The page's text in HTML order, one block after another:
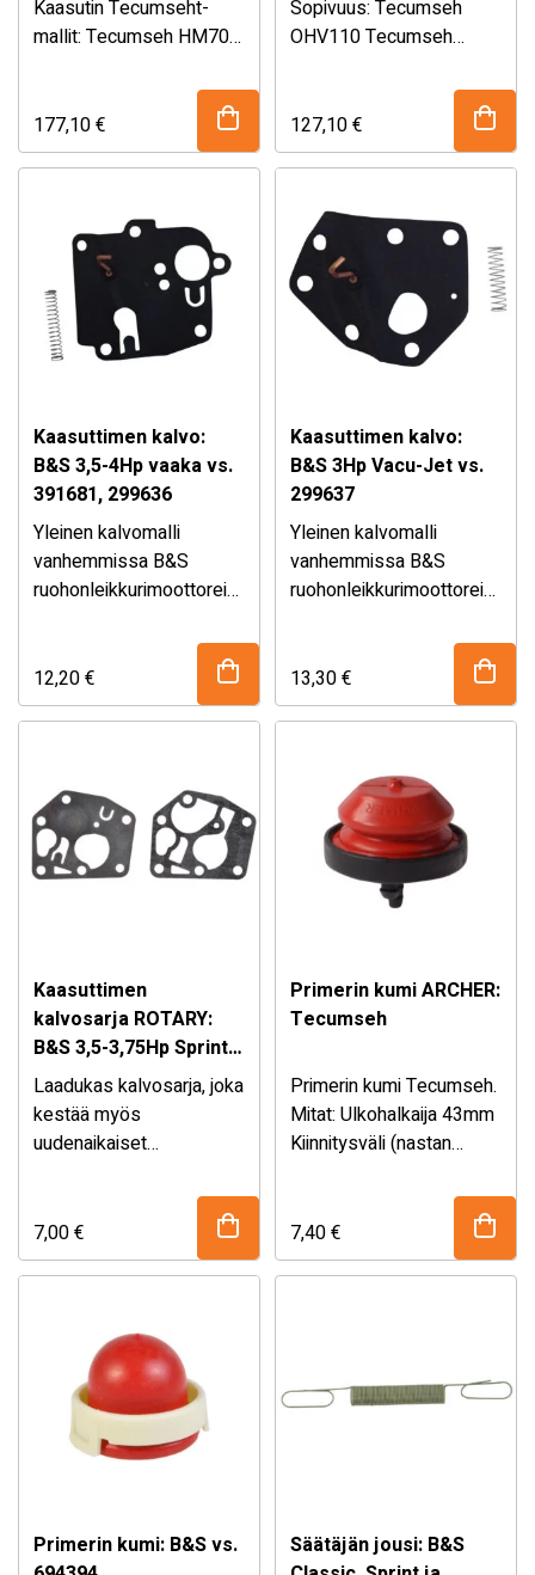
Kaasutin Tecumseht-
mallit: Tecumseh HM70
Tecumseh HMSK80
Tecumseh HMSK90
(Lumilinkomoottoreita)
Tecumseh 632334
Tecumseh 632334A 76-
177,10€
Sopivuus: Tecumseh
OHV110 Tecumseh
OHV125 Tecumseh
OHV130 Tecumseh
OV358EA Korvaa
alkuperäisnumero:
Tecumseh 640065A 76-
127,10€
Kaasuttimen kalvo:
B&S 3,5-4Hp vaaka vs.
391681, 299636
Yleinen kalvomalli
vanhemmissa B&S
ruohonleikkurimoottoreissa,
kulkee tankkiin kaksi
bensaputkea. Sopivuus:
Briggs & Stratton
Briggs & Stratton …
12,20€
Kaasuttimen kalvo:
B&S 3Hp Vacu-Jet vs.
299637
Yleinen kalvomalli
vanhemmissa B&S
ruohonleikkurimoottoreissa,
bensaputki. Sopivuus:
Briggs & Stratton
Briggs & Stratton 299637
13,30€
Kaasuttimen
kalvosarja ROTARY:
B&S 3,5-3,75Hp Sprint
vs. B&S 495770
Laadukas kalvosarja, joka
kestää myös
uudenaikaiset
kalvomalli uudehkoissa
ruohonleikkurimoottoreissa.Sopivuus
mm:Briggs&Stratton
QuatroKorvaa …
7,00€
Primerin kumi ARCHER:
Tecumseh
Primerin kumi Tecumseh.
Mitat: Ulkohalkaija 43mm
Kiinnitysväli (nastan
alkuperäisnumerot:
Tecumseh 570682A
7,40€
Primerin kumi: B&S vs.
Säätäjän jousi: B&S